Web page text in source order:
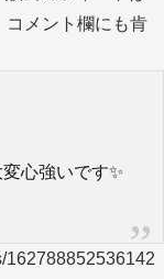
コメント欄にも肯
心強いです✨
162788852536142